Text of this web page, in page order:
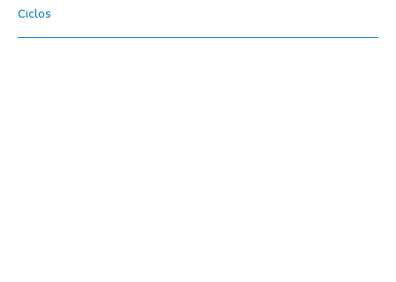
Ciclos